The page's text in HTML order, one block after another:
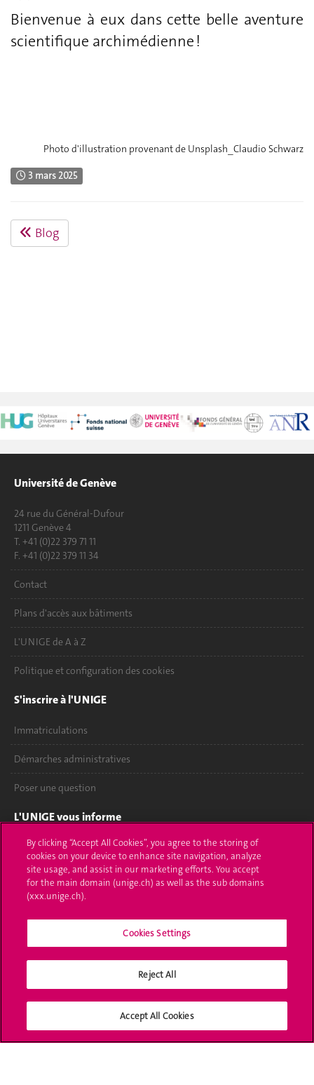
Bienvenue à eux dans cette belle aventure
scientifique archimédienne !
Photo d'illustration provenant de Unsplash_Claudio Schwarz
3 mars 2025
Blog
Université de Genève
24 rue du Général-Dufour
1211 Genève 4
T. +41 (0)22 379 71 11
F. +41 (0)22 379 11 34
Contact
Plans d'accès aux bâtiments
L'UNIGE de A à Z
Politique et configuration des cookies
S'inscrire à l'UNIGE
Immatriculations
Démarches administratives
Poser une question
L'UNIGE vous informe
UNIGE Mobile
Médias
Offres d'emploi
Calendrier académique
Médias sociaux UNIGE
By clicking “Accept All Cookies”, you agree to the storing of
cookies on your device to enhance site navigation, analyze
site usage, and assist in our marketing efforts. You accept
for the main domain (unige.ch) as well as the sub domains
(xxx.unige.ch).
Cookies Settings
Reject All
Accept All Cookies